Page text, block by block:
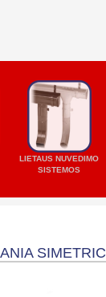
LIETAUS NUVEDIMO
SISTEMOS
SIMETRIC